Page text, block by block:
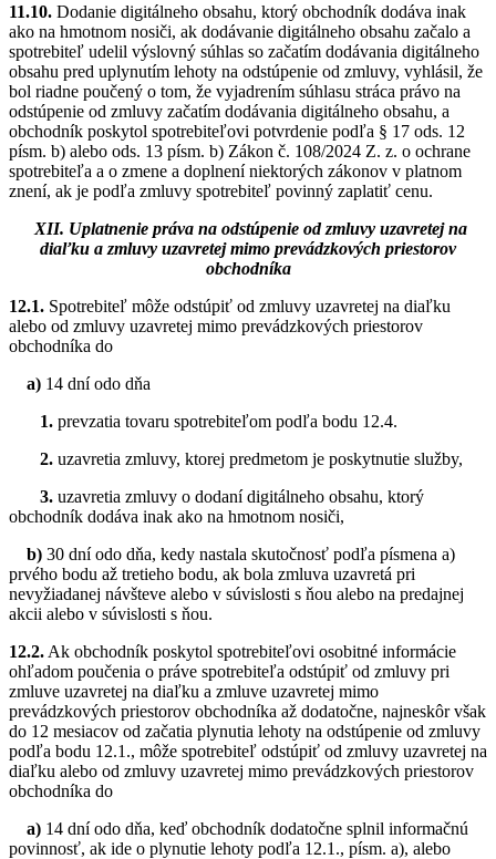
11.10. Dodanie digitálneho obsahu, ktorý obchodník dodáva inak
ako na hmotnom nosiči, ak dodávanie digitálneho obsahu začalo a
spotrebiteľ udelil výslovný súhlas so začatím dodávania digitálneho
obsahu pred uplynutím lehoty na odstúpenie od zmluvy, vyhlásil, že
bol riadne poučený o tom, že vyjadrením súhlasu stráca právo na
odstúpenie od zmluvy začatím dodávania digitálneho obsahu, a
obchodník poskytol spotrebiteľovi potvrdenie podľa § 17 ods. 12
písm. b) alebo ods. 13 písm. b) Zákon č. 108/2024 Z. z. o ochrane
spotrebiteľa a o zmene a doplnení niektorých zákonov v platnom
znení, ak je podľa zmluvy spotrebiteľ povinný zaplatiť cenu.
XII. Uplatnenie práva na odstúpenie od zmluvy uzavretej na
diaľku a zmluvy uzavretej mimo prevádzkových priestorov
obchodníka
12.1. Spotrebiteľ môže odstúpiť od zmluvy uzavretej na diaľku
alebo od zmluvy uzavretej mimo prevádzkových priestorov
obchodníka do
a) 14 dní odo dňa
1. prevzatia tovaru spotrebiteľom podľa bodu 12.4.
2. uzavretia zmluvy, ktorej predmetom je poskytnutie služby,
3. uzavretia zmluvy o dodaní digitálneho obsahu, ktorý
obchodník dodáva inak ako na hmotnom nosiči,
b) 30 dní odo dňa, kedy nastala skutočnosť podľa písmena a)
prvého bodu až tretieho bodu, ak bola zmluva uzavretá pri
nevyžiadanej návšteve alebo v súvislosti s ňou alebo na predajnej
akcii alebo v súvislosti s ňou.
12.2. Ak obchodník poskytol spotrebiteľovi osobitné informácie
ohľadom poučenia o práve spotrebiteľa odstúpiť od zmluvy pri
zmluve uzavretej na diaľku a zmluve uzavretej mimo
prevádzkových priestorov obchodníka až dodatočne, najneskôr však
do 12 mesiacov od začatia plynutia lehoty na odstúpenie od zmluvy
podľa bodu 12.1., môže spotrebiteľ odstúpiť od zmluvy uzavretej na
diaľku alebo od zmluvy uzavretej mimo prevádzkových priestorov
obchodníka do
a) 14 dní odo dňa, keď obchodník dodatočne splnil informačnú
povinnosť, ak ide o plynutie lehoty podľa 12.1., písm. a), alebo